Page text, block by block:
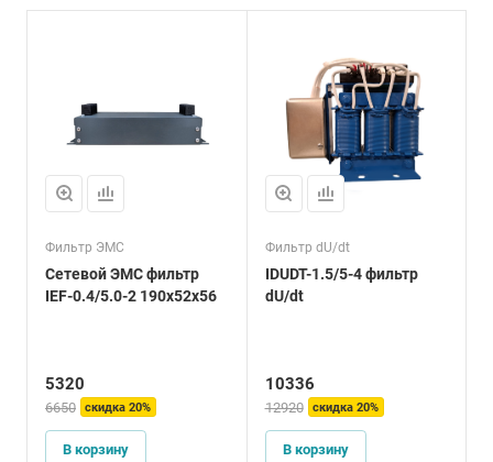
Фильтр ЭМС
Сетевой ЭМС фильтр
IEF-0.4/5.0-2 190x52x56
5320
6650 скидка 20%
В корзину
Фильтр dU/dt
IDUDT-1.5/5-4 фильтр
dU/dt
10336
12920 скидка 20%
В корзину